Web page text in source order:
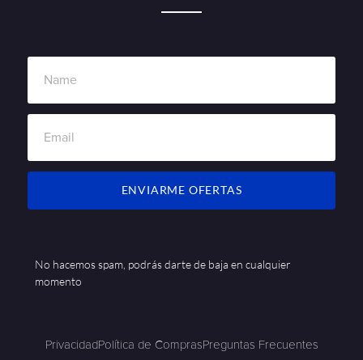
ENVIARME OFERTAS
No hacemos spam, podrás darte de baja en cualquier
momento
PrivacidadPolítica de ComprasPreguntas Frecuentes